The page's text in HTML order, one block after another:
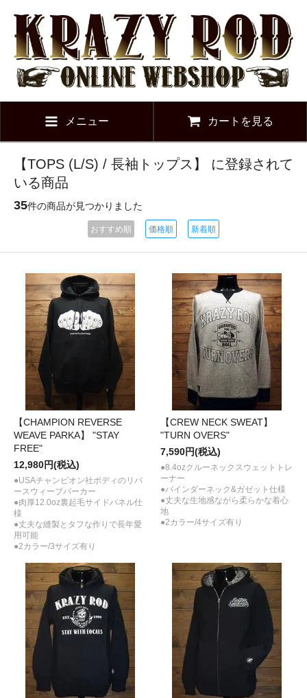
メニュー カートを見る
【TOPS (L/S) / 長袖トップス】 に登録されて
いる商品
35件の商品が見つかりました
おすすめ順 価格順 新着順
【CHAMPION REVERSE
WEAVE PARKA】 "STAY
FREE"
12,980円(税込)
●USAチャンピオン社ボディのリバ
ースウィーブパーカー
●肉厚12.0oz裏起毛サイドパネル仕
様
●丈夫な縫製とタフな作りで長年愛
用可能
●2カラー/3サイズ有り
【CREW NECK SWEAT】
"TURN OVERS"
7,590円(税込)
●8.4ozクルーネックスウェットトレ
ーナー
●バインダーネック&ガゼット仕様
●丈夫な生地感ながら柔らかな着心
地
●2カラー/4サイズ有り